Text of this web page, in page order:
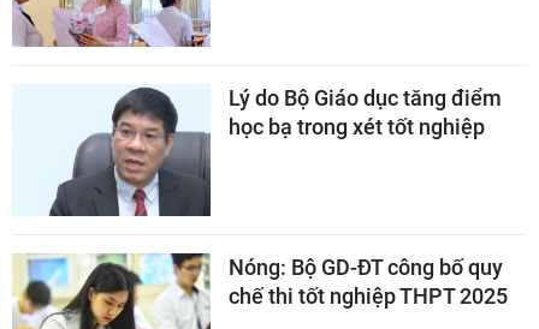
Lý do Bộ Giáo dục tăng điểm
học bạ trong xét tốt nghiệp
Nóng: Bộ GD-ĐT công bố quy
chế thi tốt nghiệp THPT 2025